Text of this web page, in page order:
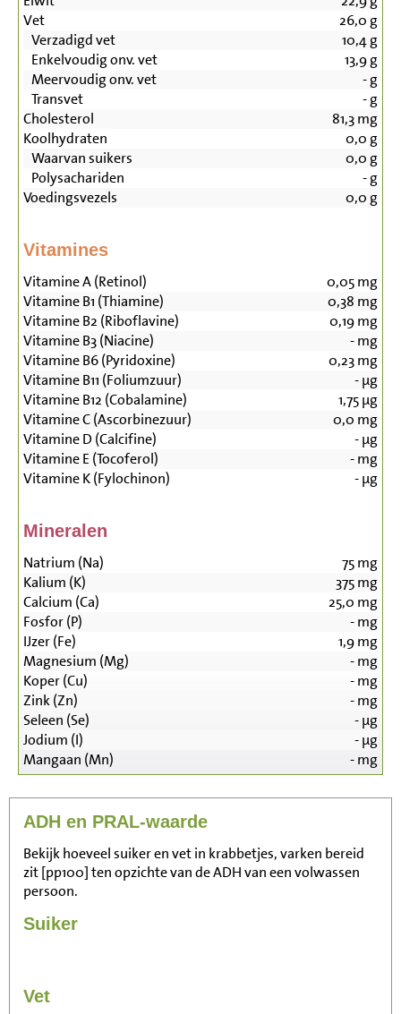
Vet
26,0 g
Verzadigd vet
10,4g
Enkelvoudig onv. vet
13,9g
Meervoudig onv. vet
-g
Transvet
-g
Cholesterol
81,3mg
Koolhydraten
0,0 g
Waarvan suikers
0,0 g
Polysachariden
-g
Voedingsvezels
0,0 g
Vitamines
Vitamine A (Retinol) 0,05mg
Vitamine B1 (Thiamine)
0,38 mg
Vitamine B2 (Riboflavine)
0,19mg
Vitamine B3 (Niacine)
-mg
Vitamine B6 (Pyridoxine)
0,23mg
Vitamine B11 (Foliumzuur)
-µg
Vitamine B12 (Cobalamine)
1,75µg
Vitamine C (Ascorbinezuur)
0,0 mg
Vitamine D (Calcifine)
-µg
Vitamine E (Tocoferol)
-mg
Vitamine K (Fylochinon)
-µg
Mineralen
Natrium (Na) 75mg
Kalium (K)
375mg
Calcium (Ca)
25,0 mg
Fosfor (P)
-mg
IJzer (Fe)
1,9mg
Magnesium (Mg)
-mg
Koper (Cu)
-mg
Zink (Zn)
-mg
Seleen (Se)
-µg
Jodium (I)
-µg
Mangaan (Mn)
-mg
ADH en PRAL-waarde
Bekijk hoeveel suiker en vet in krabbetjes, varken bereid
zit [pp100] ten opzichte van de ADH van een volwassen
persoon.
Suiker
Vet